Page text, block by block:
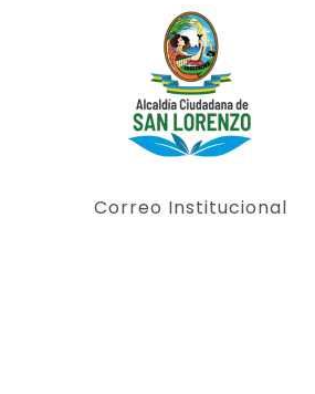
Correo Institucional